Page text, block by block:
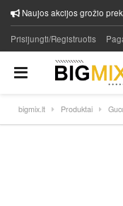
Naujos akcijos grožio
Prisijungti/Registruotis
bigmix.lt Produktai